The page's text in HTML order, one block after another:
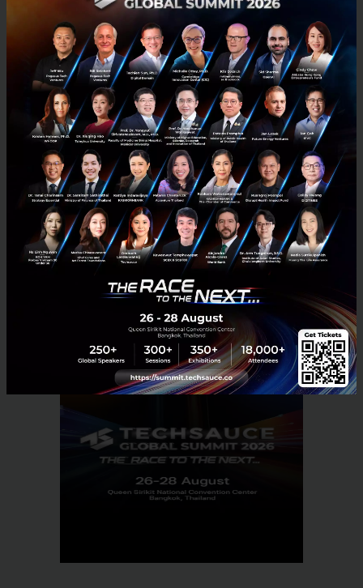
ชาวไทยอย่างล้นหลาม สำหรับผมถึงแม้การทำธุรกรรมการ
เงินออนไลน์มีเพิ่มขึ้น แต่ก็ไม่กังวลเพราะสามารถจ่ายบิล
ได้ทันทีผ่าน “Krungthai NEXT” ตอบโจทย์คนที่เดินทาง
บ่อยและไม่ค่อยมีเวลาอย่างผมเป็นอย่างมาก จึงขอเชิญ
ชวนดาวน์โหลดแอป Krungthai NEXT ได้ทั้งใน iOS,
Android และ HarmonyOS ที่ใช้งานง่าย สะดวก และ
ปลอดภัยมากยิ่งขึ้น ตอบโจทย์ทุกไลฟ์สไตล์ เพื่อสัมผัสกับ
ประสบการณ์ที่ดีที่สุด ครอบคลุมที่สุด และให้คุณ “ใช้ชีวิต
เก่งขึ้นในแอปเดียว”
PR News Cloud Native Krungthai NEXT mobile-application
No comment